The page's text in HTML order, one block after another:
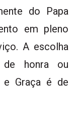
do Papa
em pleno
A escolha
honra ou
e Graça é de